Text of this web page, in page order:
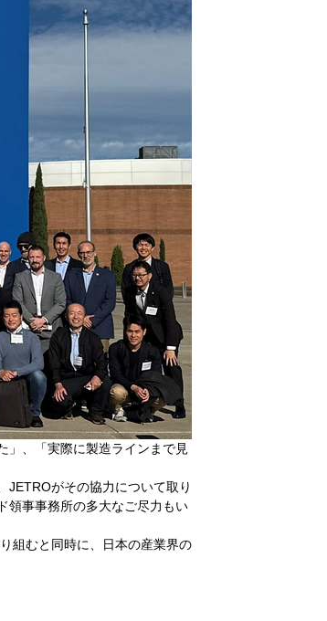
」、「実際に製造ラインまで見
JETROがその協力について取り
領事事務所の多大なご尽力もい
組むと同時に、日本の産業界の